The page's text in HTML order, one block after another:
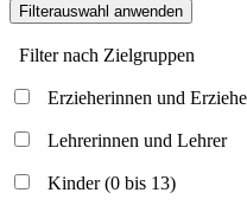
Filterauswahl anwenden
Filter nach Zielgruppen
Erzieherinnen und
Lehrerinnen und Lehrer
Kinder (0 bis 13)